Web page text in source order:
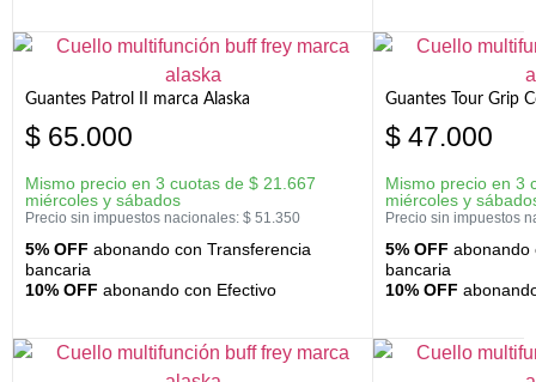
Guantes Patrol II marca Alaska
$ 65.000
Mismo precio en 3 cuotas de $ 21.667
miércoles y sábados
Precio sin impuestos nacionales: $ 51.350
5% OFF abonando con Transferencia
bancaria
10% OFF abonando con Efectivo
Guantes Tour Grip
$ 47.000
Mismo precio en 3
miércoles y
Precio sin impuestos
5% OFF abonando
bancaria
10% OFF